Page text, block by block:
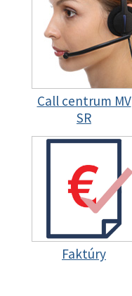
Call centrum MV
SR
Faktúry